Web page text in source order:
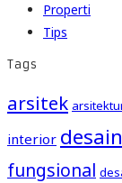
Properti
Tips
Tags
arsitek
interior
fungsional